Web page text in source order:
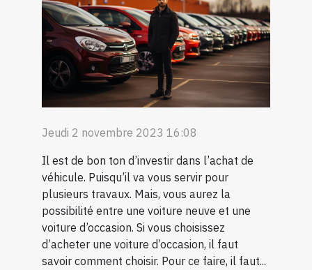
Jeudi 2 novembre 2023 16:08
Il est de bon ton d’investir dans l’achat de
véhicule. Puisqu’il va vous servir pour
plusieurs travaux. Mais, vous aurez la
possibilité entre une voiture neuve et une
voiture d’occasion. Si vous choisissez
d’acheter une voiture d’occasion, il faut
savoir comment choisir. Pour ce faire, il faut...